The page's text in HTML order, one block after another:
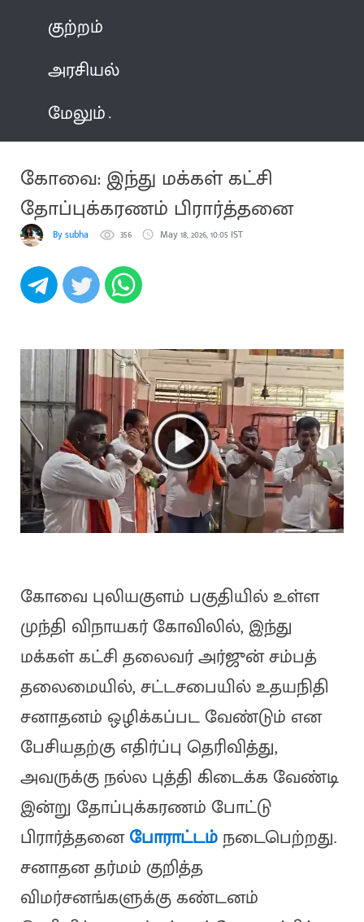
குற்றம்
அரசியல்
மேலும்
கோவை: இந்து மக்கள் கட்சி
தோப்புக்கரணம் பிரார்த்தனை
By subha 356 May 18, 2026, 10:05 IST
கோவை புலியகுளம் பகுதியில் உள்ள
முந்தி விநாயகர் கோவிலில், இந்து
மக்கள் கட்சி தலைவர் அர்ஜுன் சம்பத்
தலைமையில், சட்டசபையில் உதயநிதி
சனாதனம் ஒழிக்கப்பட வேண்டும் என
பேசியதற்கு எதிர்ப்பு தெரிவித்து,
அவருக்கு நல்ல புத்தி கிடைக்க வேண்டி
இன்று தோப்புக்கரணம் போட்டு
பிரார்த்தனைபோராட்டம்நடைபெற்றது.
சனாதன தர்மம் குறித்த
விமர்சனங்களுக்கு கண்டனம்